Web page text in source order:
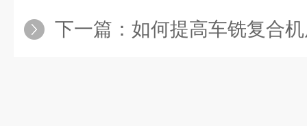
下一篇： 如何提高车铣复合